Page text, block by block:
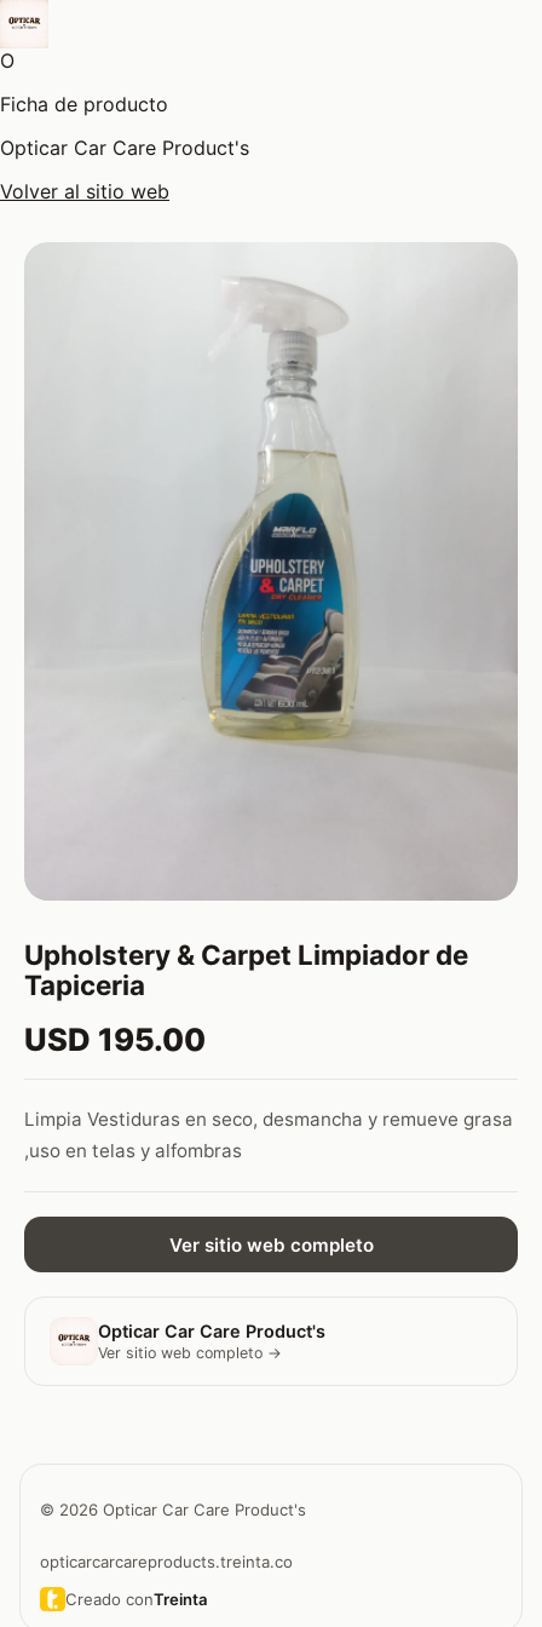
O
Ficha de producto
Opticar Car Care Product's
Volver al sitio web
Upholstery & Carpet Limpiador de
Tapiceria
USD 195.00
Limpia Vestiduras en seco, desmancha y remueve grasa
,uso en telas y alfombras
Ver sitio web completo
Opticar Car Care Product's
Ver sitio web completo →
© 2026 Opticar Car Care Product's
opticarcarcareproducts.treinta.co
Creado conTreinta